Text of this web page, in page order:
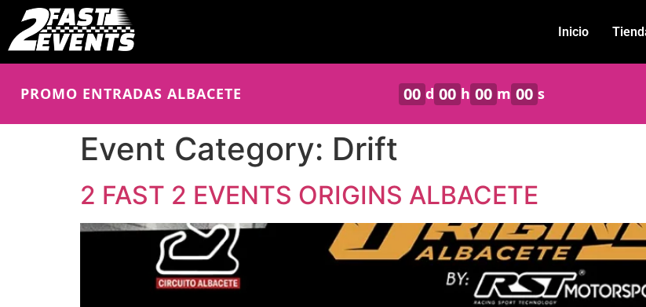
Inicio
PROMO ENTRADAS ALBACETE 00 d 00 h 00 m 00 s
Event Category: Drift
2 FAST 2 EVENTS ORIGINS ALBACETE